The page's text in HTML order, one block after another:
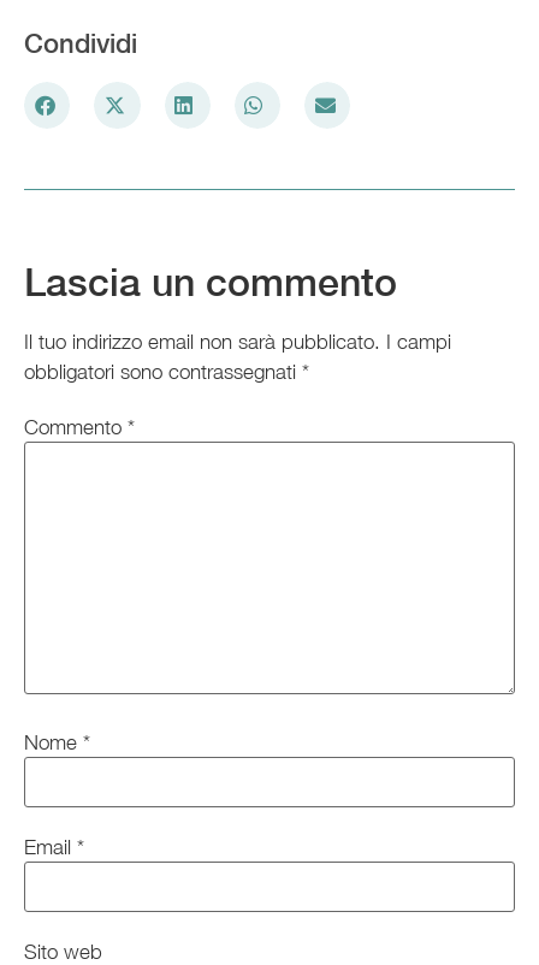
Condividi
Lascia un commento
Il tuo indirizzo email non sarà pubblicato. I campi
obbligatori sono contrassegnati *
Commento *
Nome *
Email *
Sito web